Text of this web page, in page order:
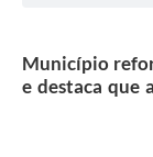
Enquete
Município
e destaca que